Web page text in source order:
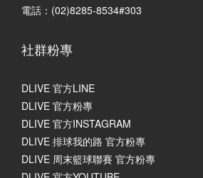
電話：(02)8285-8534#303
社群粉專
DLIVE 官方LINE
DLIVE 官方粉專
DLIVE 官方INSTAGRAM
DLIVE 排球我的路 官方粉專
DLIVE 周末籃球聯賽 官方粉專